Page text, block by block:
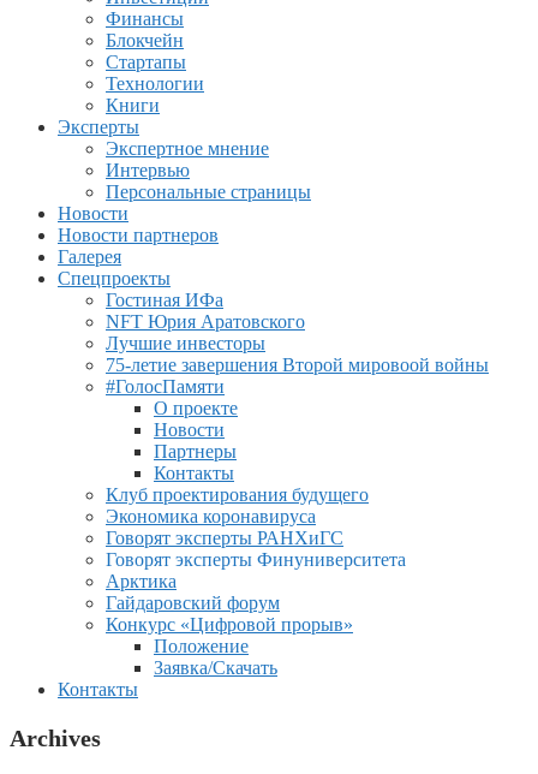
Финансы
Блокчейн
Стартапы
Технологии
Книги
Эксперты
Экспертное мнение
Интервью
Персональные страницы
Новости
Новости партнеров
Галерея
Спецпроекты
Гостиная ИФа
NFT Юрия Аратовского
Лучшие инвесторы
75-летие завершения Второй мировоой войны
#ГолосПамяти
О проекте
Новости
Партнеры
Контакты
Клуб проектирования будущего
Экономика коронавируса
Говорят эксперты РАНХиГС
Говорят эксперты Финуниверситета
Арктика
Гайдаровский форум
Конкурс «Цифровой прорыв»
Положение
Заявка/Скачать
Контакты
Archives